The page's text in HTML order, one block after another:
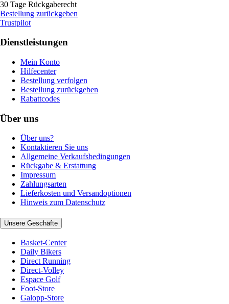
30 Tage Rückgaberecht
Bestellung zurückgeben
Trustpilot
Dienstleistungen
Mein Konto
Hilfecenter
Bestellung verfolgen
Bestellung zurückgeben
Rabattcodes
Über uns
Über uns?
Kontaktieren Sie uns
Allgemeine Verkaufsbedingungen
Rückgabe & Erstattung
Impressum
Zahlungsarten
Lieferkosten und Versandoptionen
Hinweis zum Datenschutz
Unsere Geschäfte
Basket-Center
Daily Bikers
Direct Running
Direct-Volley
Espace Golf
Foot-Store
Galopp-Store